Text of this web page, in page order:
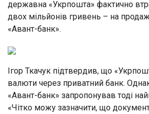
державна «Укрпошта» фактично
двох мільйонів гривень – на
«Авант-банк».
Ігор Ткачук підтвердив, що
валюти через приватний банк.
«Авант-банк» запропонував тоді
«Чітко можу зазначити, що